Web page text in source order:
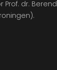
dr. Berend